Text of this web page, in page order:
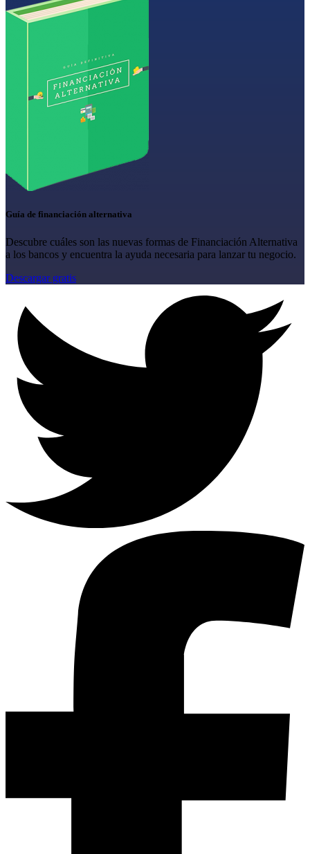
Guía de financiación alternativa
Descubre cuáles son las nuevas formas de Financiación Alternativa
a los bancos y encuentra la ayuda necesaria para lanzar tu negocio.
Descargar gratis